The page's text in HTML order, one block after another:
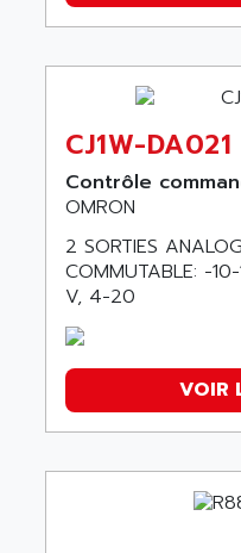
CJ1W-DA021
Contrôle
OMRON
2 SORTIES
COMMUTABLE: -
V, 4-20
VOIR